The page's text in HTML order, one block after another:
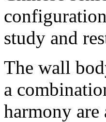
study and
The wall
a
harmony are